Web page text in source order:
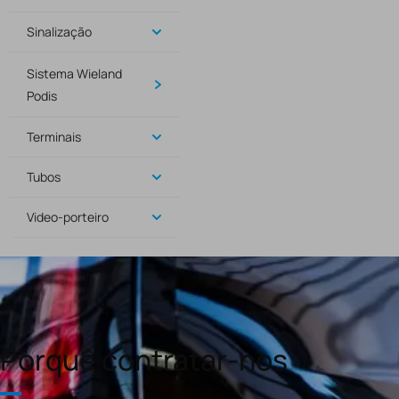
Sinalização
Sistema Wieland
Podis
Terminais
Tubos
Video-porteiro
Porquê contratar-nos